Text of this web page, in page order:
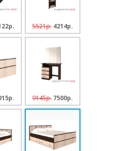
5521p. 4214p.
9145p. 7500p.